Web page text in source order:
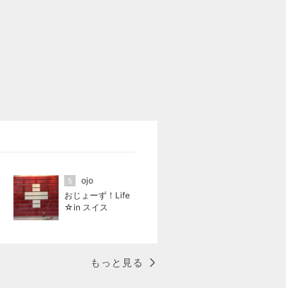
5
ojo
おじょーず！Life
☆in スイス
もっと見る